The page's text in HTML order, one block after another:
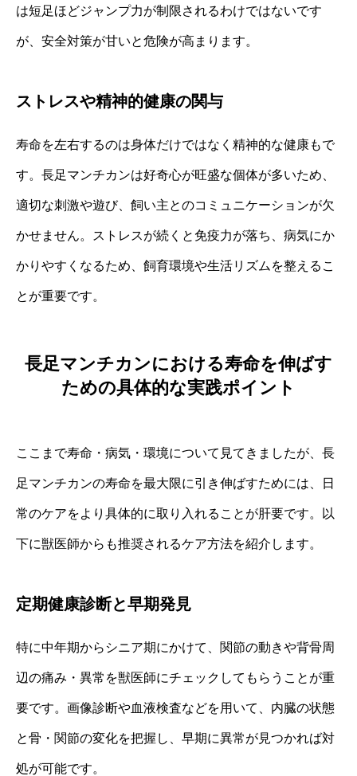
は短足ほどジャンプ力が制限されるわけではないです
が、安全対策が甘いと危険が高まります。
ストレスや精神的健康の関与
寿命を左右するのは身体だけではなく精神的な健康もで
す。長足マンチカンは好奇心が旺盛な個体が多いため、
適切な刺激や遊び、飼い主とのコミュニケーションが欠
かせません。ストレスが続くと免疫力が落ち、病気にか
かりやすくなるため、飼育環境や生活リズムを整えるこ
とが重要です。
長足マンチカンにおける寿命を伸ばす
ための具体的な実践ポイント
ここまで寿命・病気・環境について見てきましたが、長
足マンチカンの寿命を最大限に引き伸ばすためには、日
常のケアをより具体的に取り入れることが肝要です。以
下に獣医師からも推奨されるケア方法を紹介します。
定期健康診断と早期発見
特に中年期からシニア期にかけて、関節の動きや背骨周
辺の痛み・異常を獣医師にチェックしてもらうことが重
要です。画像診断や血液検査などを用いて、内臓の状態
と骨・関節の変化を把握し、早期に異常が見つかれば対
処が可能です。